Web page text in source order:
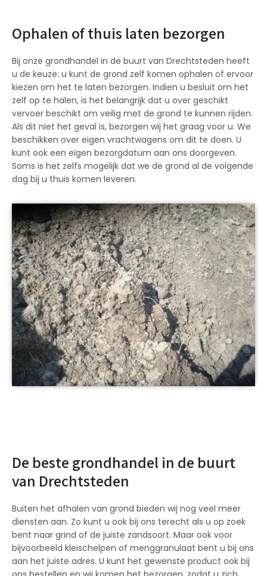
Ophalen of thuis laten bezorgen
Bij onze grondhandel in de buurt van Drechtsteden heeft
u de keuze: u kunt de grond zelf komen ophalen of ervoor
kiezen om het te laten bezorgen. Indien u besluit om het
zelf op te halen, is het belangrijk dat u over geschikt
vervoer beschikt om veilig met de grond te kunnen rijden.
Als dit niet het geval is, bezorgen wij het graag voor u. We
beschikken over eigen vrachtwagens om dit te doen. U
kunt ook een eigen bezorgdatum aan ons doorgeven.
Soms is het zelfs mogelijk dat we de grond al de volgende
dag bij u thuis komen leveren.
De beste grondhandel in de buurt
van Drechtsteden
Buiten het afhalen van grond bieden wij nog veel meer
diensten aan. Zo kunt u ook bij ons terecht als u op zoek
bent naar grind of de juiste zandsoort. Maar ook voor
bijvoorbeeld kleischelpen of menggranulaat bent u bij ons
aan het juiste adres. U kunt het gewenste product ook bij